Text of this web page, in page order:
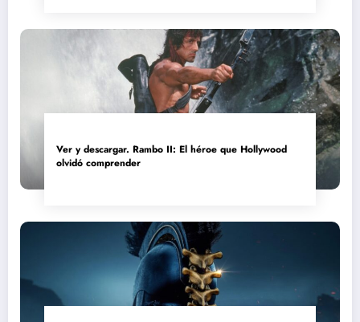
Ver y descargar. Rambo II: El héroe que Hollywood
olvidó comprender